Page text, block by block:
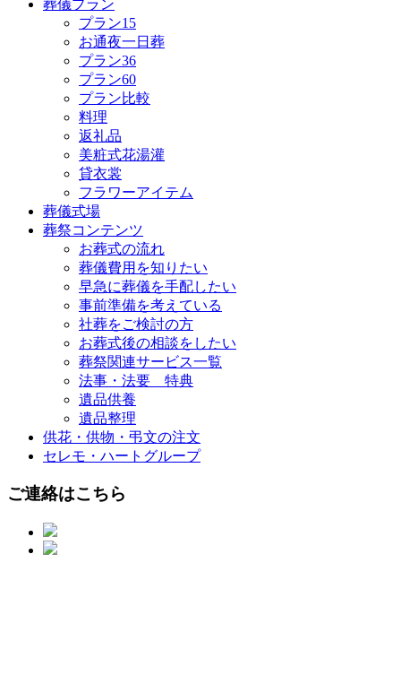
葬儀プラン
プラン15
お通夜一日葬
プラン36
プラン60
プラン比較
料理
返礼品
美粧式花湯灌
貸衣裳
フラワーアイテム
葬儀式場
葬祭コンテンツ
お葬式の流れ
葬儀費用を知りたい
早急に葬儀を手配したい
事前準備を考えている
社葬をご検討の方
お葬式後の相談をしたい
葬祭関連サービス一覧
法事・法要 特典
遺品供養
遺品整理
供花・供物・弔文の注文
セレモ・ハートグループ
ご連絡はこちら